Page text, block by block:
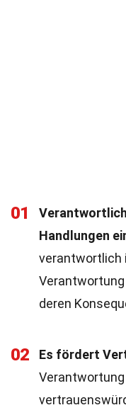
01
Handlungen
verantwortlich
deren
02 Es fördert